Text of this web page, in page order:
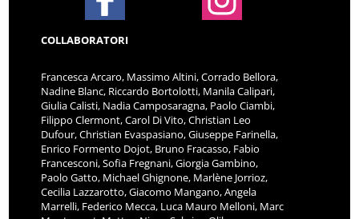
COLLABORATORI
Francesca Arcaro, Massimo Altini, Corrado Bellora,
Nadine Blanc, Riccardo Bortolotti, Manila Calipari,
Giulia Calisti, Nadia Camposaragna, Paolo Ciambi,
Filippo Clermont, Carol Di Vito, Christian Leo
Dufour, Christian Evaspasiano, Giuseppe Farinella,
Enrico Formento Dojot, Bruno Fracasso, Fabio
Francesconi, Sofia Fregnani, Giorgia Gambino,
Paolo Gatto, Michael Ghignone, Marlène Jorrioz,
Cecilia Lazzarotto, Giacomo Mangano, Angela
Marrelli, Federico Mecca, Luca Mauro Melloni, Marc